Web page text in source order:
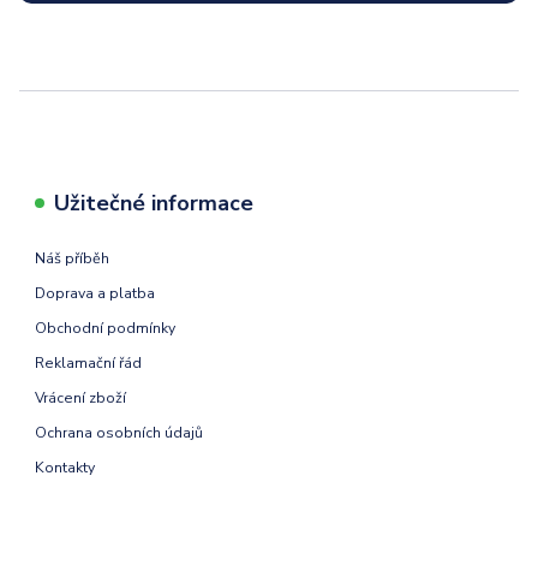
Užitečné informace
Náš příběh
Doprava a platba
Obchodní podmínky
Reklamační řád
Vrácení zboží
Ochrana osobních údajů
Kontakty